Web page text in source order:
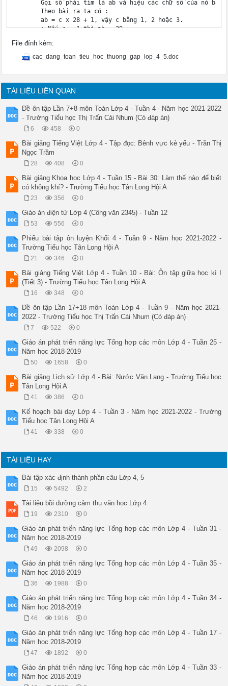
File đính kèm:
cac_dang_toan_tieu_hoc_thuong_gap_lop_4_5.doc
TÀI LIỆU LIÊN QUAN
Đề ôn tập Lần 7+8 môn Toán Lớp 4 - Tuần 4 - Năm học 2021-2022
- Trường Tiểu học Thị Trấn Cái Nhum (Có đáp án)
6 458 0
Bài giảng Tiếng Việt Lớp 4 - Tập đọc: Bênh vực kẻ yếu - Trần Thị
Ngọc Trầm
28 408 0
Bài giảng Khoa học Lớp 4 - Tuần 15 - Bài 30: Làm thế nào để biết
có không khí? - Trường Tiểu học Tân Long Hội A
23 356 0
Giáo án điện tử Lớp 4 (Công văn 2345) - Tuần 12
53 556 0
Phiếu bài tập ôn luyện Khối 4 - Tuần 9 - Năm học 2021-2022 -
Trường Tiểu học Tân Long Hội A
21 346 0
Bài giảng Tiếng Việt Lớp 4 - Tuần 10 - Bài: Ôn tập giữa học kì I
(Tiết 3) - Trường Tiểu học Tân Long Hội A
16 348 0
Đề ôn tập Lần 17+18 môn Toán Lớp 4 - Tuần 9 - Năm học 2021-
2022 - Trường Tiểu học Thị Trấn Cái Nhum (Có đáp án)
7 522 0
Giáo án phát triển năng lực Tổng hợp các môn Lớp 4 - Tuần 25 -
Năm học 2018-2019
50 1658 0
Bài giảng Lịch sử Lớp 4 - Bài: Nước Văn Lang - Trường Tiểu học
Tân Long Hội A
41 386 0
Kế hoạch bài dạy Lớp 4 - Tuần 3 - Năm học 2021-2022 - Trường
Tiểu học Tân Long Hội A
41 338 0
TÀI LIỆU HAY
Bài tập xác định thành phần câu Lớp 4, 5
15 5492 2
Tài liệu bồi dưỡng cảm thụ văn học Lớp 4
19 2310 0
Giáo án phát triển năng lực Tổng hợp các môn Lớp 4 - Tuần 31 -
Năm học 2018-2019
49 2098 0
Giáo án phát triển năng lực Tổng hợp các môn Lớp 4 - Tuần 35 -
Năm học 2018-2019
36 1988 0
Giáo án phát triển năng lực Tổng hợp các môn Lớp 4 - Tuần 34 -
Năm học 2018-2019
46 1916 0
Giáo án phát triển năng lực Tổng hợp các môn Lớp 4 - Tuần 17 -
Năm học 2018-2019
47 1892 0
Giáo án phát triển năng lực Tổng hợp các môn Lớp 4 - Tuần 33 -
Năm học 2018-2019